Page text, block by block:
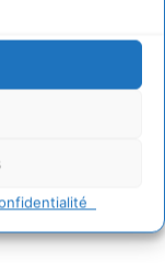
en
a suspendu
à Bruxelles,
pour
, dans le Nord),